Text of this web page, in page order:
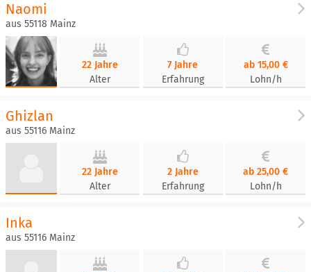
Naomi
aus 55118 Mainz
22 Jahre
Alter
7 Jahre
Erfahrung
ab 15,00 €
Lohn/h
Ghizlan
aus 55116 Mainz
22 Jahre
Alter
2 Jahre
Erfahrung
ab 25,00 €
Lohn/h
Inka
aus 55116 Mainz